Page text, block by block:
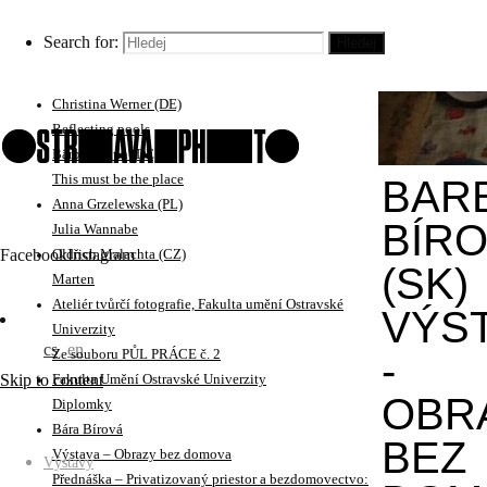
Search for:
FacebookInstagram
cs en
Skip to content
Výstavy
(SK)
-
BEZ
No Visitors After Midnight
Iren Stehli (CH)
Christina Werner (DE)
Reflecting pools
Bärbel Praun (DE)
This must be the place
Anna Grzelewska (PL)
Julia Wannabe
Oldřich Malachta (CZ)
Marten
Ateliér tvůrčí fotografie, Fakulta umění Ostravské
Univerzity
Ze souboru PŮL PRÁCE č. 2
Fakulta Umění Ostravské Univerzity
Diplomky
Bára Bírová
Výstava – Obrazy bez domova
Přednáška – Privatizovaný priestor a bezdomovectvo: